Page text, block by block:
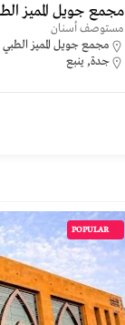
مجمع جويل المميز
مستوصف أسنان
مجمع جويل المميز الطبي
جدة, ينبع
POPULAR